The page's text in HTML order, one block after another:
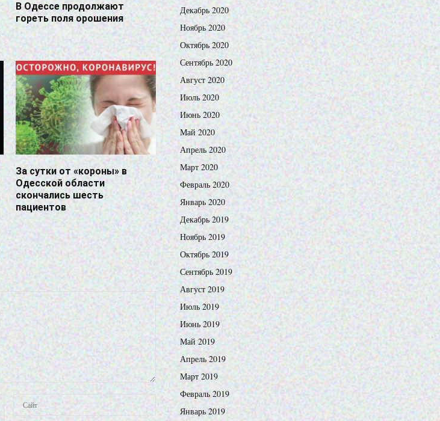
В Одессе продолжают
гореть поля орошения
За сутки от «короны» в
Одесской области
скончались шесть
пациентов
Декабрь 2020
Ноябрь 2020
Октябрь 2020
Сентябрь 2020
Август 2020
Июль 2020
Июнь 2020
Май 2020
Апрель 2020
Март 2020
Февраль 2020
Январь 2020
Декабрь 2019
Ноябрь 2019
Октябрь 2019
Сентябрь 2019
Август 2019
Июль 2019
Июнь 2019
Май 2019
Апрель 2019
Март 2019
Февраль 2019
Январь 2019